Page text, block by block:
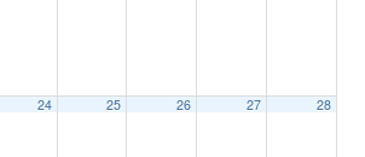
24 25 26 27 28